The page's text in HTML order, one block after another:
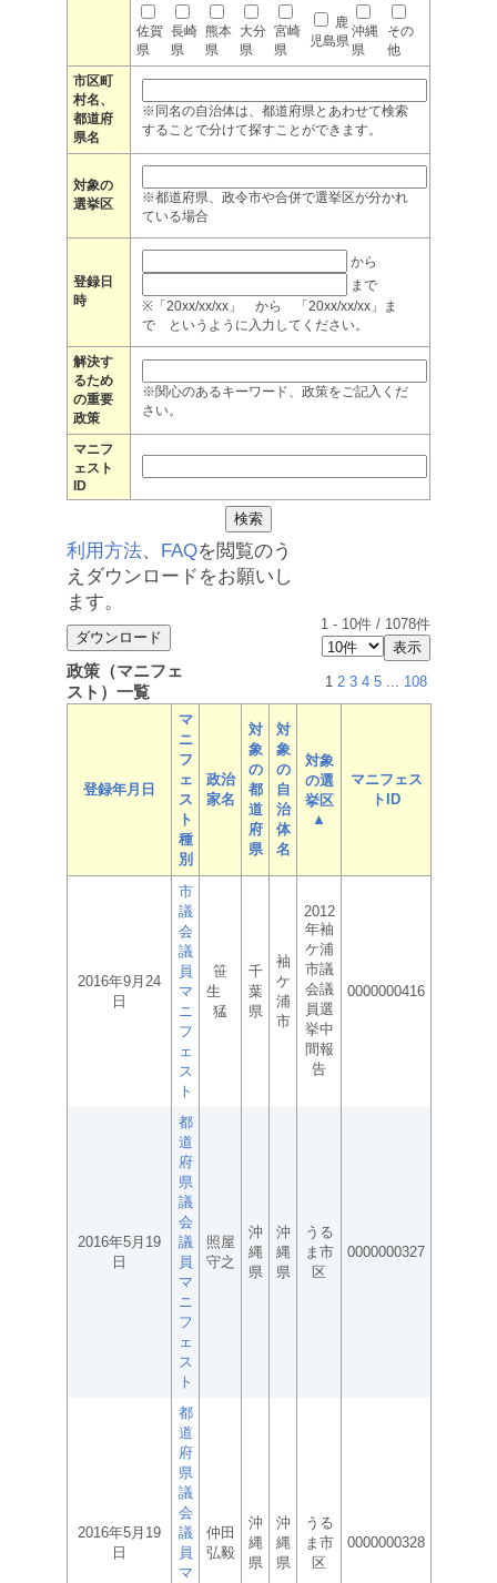
佐賀
県
長崎
県
熊本
県
大分
県
宮崎
県
鹿
児島県
沖縄
県
その
他
市区町
村名、
都道府
県名
※同名の自治体は、都道府県とあわせて検索
することで分けて探すことができます。
対象の
選挙区
※都道府県、政令市や合併で選挙区が分かれ
ている場合
登録日
時
から
まで
※「20xx/xx/xx」 から 「20xx/xx/xx」ま
で というように入力してください。
解決す
るため
の重要
政策
※関心のあるキーワード、政策をご記入くだ
さい。
マニフ
ェスト
ID
利用方法、 FAQを閲覧のう
えダウンロードをお願いし
ます。
1 - 10件 / 1078件
政策（マニフェ
スト）一覧
1 2 3 4 5 ... 108
登録年月日
マ
ニ
フ
ェ
ス
ト
種
別
政治
家名
対
象
の
都
道
府
県
対
象
の
自
治
体
名
対象
の選
挙区
▲
マニフェス
トID
2016年9月24
日
市
議
会
議
員
マ
ニ
フ
ェ
ス
ト
笹
生
猛
千
葉
県
袖
ケ
浦
市
2012
年袖
ケ浦
市議
会議
員選
挙中
間報
告
0000000416
2016年5月19
日
都
道
府
県
議
会
議
員
マ
ニ
フ
ェ
ス
ト
照屋
守之
沖
縄
県
沖
縄
県
うる
ま市
区
0000000327
2016年5月19
日
都
道
府
県
議
会
議
員
マ
仲田
弘毅
沖
縄
県
沖
縄
県
うる
ま市
区
0000000328